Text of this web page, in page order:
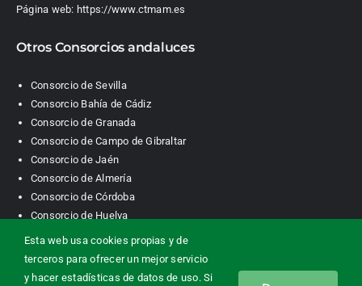
Página web: https://www.ctmam.es
Otros Consorcios andaluces
Consorcio de Sevilla
Consorcio Bahía de Cádiz
Consorcio de Granada
Consorcio de Campo de Gibraltar
Consorcio de Jaén
Consorcio de Almería
Consorcio de Córdoba
Consorcio de Huelva
Consorcio de Transporte Metropolitano. Área de Málaga |
Esta web usa cookies propias y de
terceros para ofrecer un mejor servicio
y hacer estadísticas de datos de uso. Si